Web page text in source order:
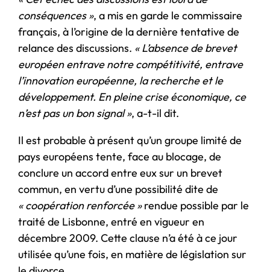
conséquences », a mis en garde le commissaire
français, à l’origine de la dernière tentative de
relance des discussions. « L’absence de brevet
européen entrave notre compétitivité, entrave
l’innovation européenne, la recherche et le
développement. En pleine crise économique, ce
n’est pas un bon signal », a-t-il dit.
Il est probable à présent qu’un groupe limité de
pays européens tente, face au blocage, de
conclure un accord entre eux sur un brevet
commun, en vertu d’une possibilité dite de
« coopération renforcée »rendue possible par le
traité de Lisbonne, entré en vigueur en
décembre 2009. Cette clause n’a été à ce jour
utilisée qu’une fois, en matière de législation sur